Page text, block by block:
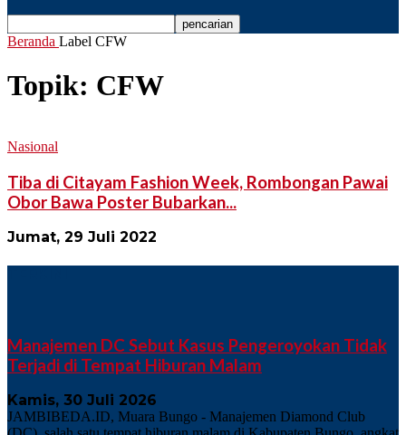
Beranda Label CFW
Topik: CFW
Nasional
Tiba di Citayam Fashion Week, Rombongan Pawai
Obor Bawa Poster Bubarkan...
Jumat, 29 Juli 2022
Manajemen DC Sebut Kasus Pengeroyokan Tidak
Terjadi di Tempat Hiburan Malam
Kamis, 30 Juli 2026
JAMBIBEDA.ID, Muara Bungo - Manajemen Diamond Club